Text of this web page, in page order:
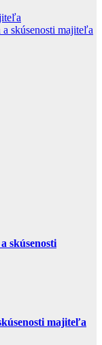
skúsenosti majiteľa
skúsenosti
majiteľa